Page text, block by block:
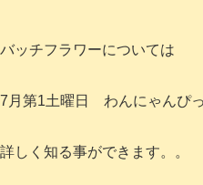
バッチフラワーについては
7月第1土曜日 わんにゃんぴ
詳しく知る事ができます。。